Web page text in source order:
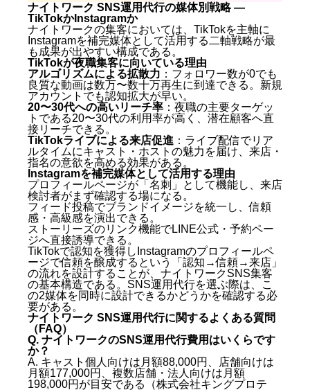
ナイトワーク SNS運用代行の媒体別戦略 —
TikTokかInstagramか
ナイトワークの集客においては、TikTokを主軸に
Instagramを補完媒体として活用する二軸戦略が最
も成果が出やすい構成である。
TikTokが夜職集客に向いている理由
アルゴリズムによる拡散力 ：フォロワー数が0でも
良質な動画は数万〜数十万再生に到達できる。新規
アカウントでも認知拡大が早い。
20〜30代への高いリーチ率 ：夜職の主要ターゲッ
トである20〜30代の利用率が高く、潜在顧客へ直
接リーチできる。
TikTokライブによる来店促進 ：ライブ配信でリア
ルタイムにキャスト・ホストの魅力を届け、来店・
指名の意欲を高める効果がある。
Instagramを補完媒体として活用する理由
プロフィールページが「名刺」として機能し、来店
検討者がまず確認する場になる。
フィード投稿でブランドイメージを統一し、信頼
感・高級感を演出できる。
ストーリーズのリンク機能でLINE公式・予約ペー
ジへ直接誘導できる。
TikTokで認知を獲得しInstagramのプロフィールペ
ージで信頼を醸成するという「認知→信頼→来店」
の流れを設計することが、ナイトワークSNS集客
の基本構造である。SNS運用代行を選ぶ際は、こ
の2媒体を同時に設計できるかどうかを確認する必
要がある。
ナイトワーク SNS運用代行に関するよくある質問
（FAQ）
Q. ナイトワークのSNS運用代行費用はいくらです
か？
A. キャスト個人向けは月額88,000円、店舗向けは
月額177,000円、複数店舗・法人向けは月額
198,000円が目安である（株式会社キングプロテ